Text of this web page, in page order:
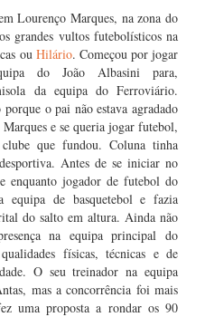
Lourenço Marques, na zona do
grandes vultos futebolísticos na
ou Hilário. Começou por jogar
do João Albasini para,
da equipa do Ferroviário.
o pai não estava agradado
e se queria jogar futebol,
que fundou. Coluna tinha
Antes de se iniciar no
enquanto jogador de futebol do
equipa de basquetebol e fazia
do salto em altura. Ainda não
na equipa principal do
físicas, técnicas e de
O seu treinador na equipa
mas a concorrência foi mais
uma proposta a rondar os 90